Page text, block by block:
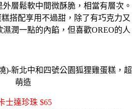
層鬆軟中間微酥脆，相當有層次。
搭配享用不過甜，除了有巧克力又
濕潤一點的內餡，但喜歡OREO的人
士達珍珠 $65